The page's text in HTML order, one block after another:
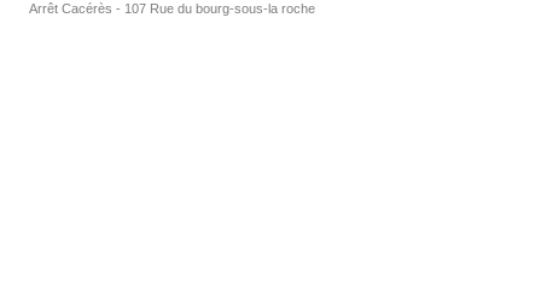
Arrêt Cacérès - 107 Rue du bourg-sous-la roche